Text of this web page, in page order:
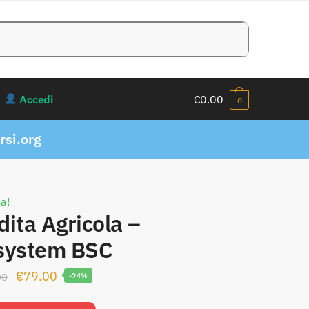
Accedi €0.00 0
Agricola –
BSC
Il
€79.00Il -94%